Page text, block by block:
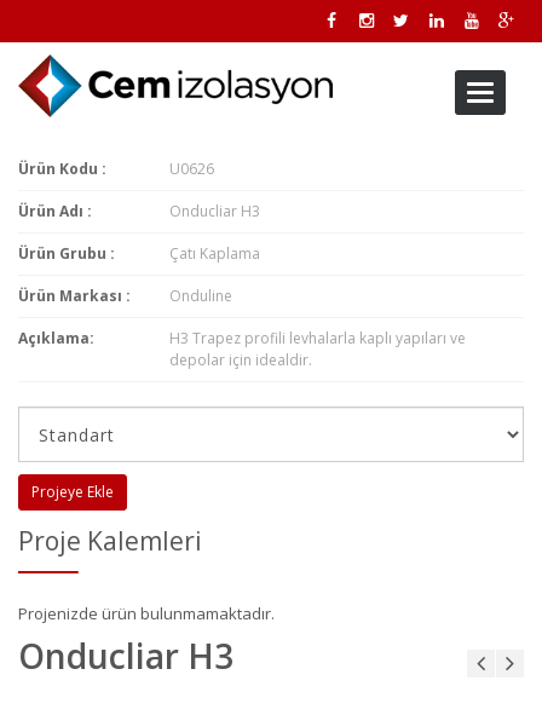
Toggle
Ürün Kodu : U0626
Ürün Adı : Onducliar H3
Ürün Grubu : Çatı Kaplama
Ürün Markası : Onduline
Açıklama:
H3 Trapez profili levhalarla kaplı yapıları ve
depolar için idealdir.
Projeye Ekle
Proje Kalemleri
Projenizde ürün bulunmamaktadır.
Onducliar H3